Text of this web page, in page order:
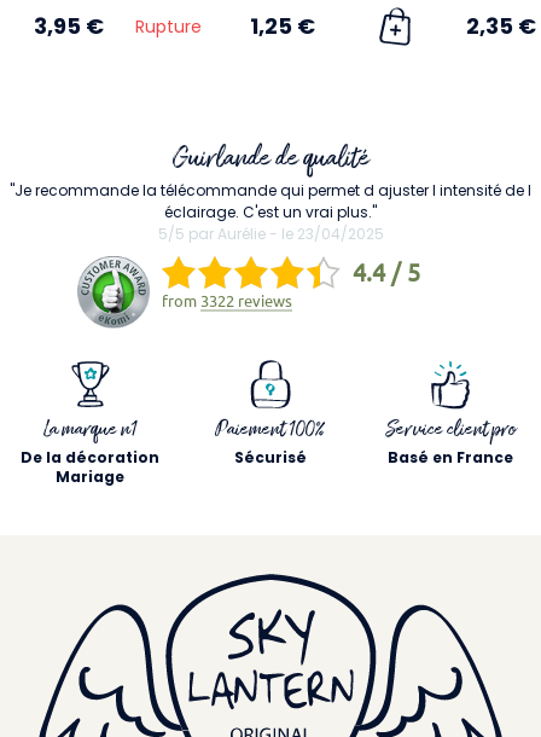
3,95 € Rupture 1,25 € 2,35 €
La marque n1
De la décoration
Mariage
Paiement 100%
Sécurisé
Service client pro
Basé en France
Guirlande de qualité
"Je recommande la télécommande qui permet d ajuster l intensité de l
éclairage. C'est un vrai plus."
5/5 par Aurélie - le 23/04/2025
4.4 / 5
from 3322 reviews